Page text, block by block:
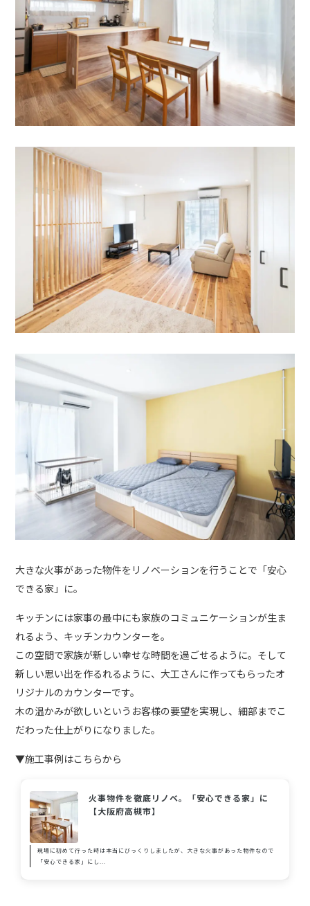
大きな火事があった物件をリノベーションを行うことで「安心
できる家」に。
キッチンには家事の最中にも家族のコミュニケーションが生ま
れるよう、キッチンカウンターを。
この空間で家族が新しい幸せな時間を過ごせるように。そして
新しい思い出を作るれるように、大工さんに作ってもらったオ
リジナルのカウンターです。
木の温かみが欲しいというお客様の要望を実現し、細部までこ
だわった仕上がりになりました。
▼施工事例はこちらから
火事物件を徹底リノベ。「安心できる家」に
【大阪府高槻市】
現場に初めて行った時は本当にびっくりしましたが、大きな火事があった物件なので
「安心できる家」にし...